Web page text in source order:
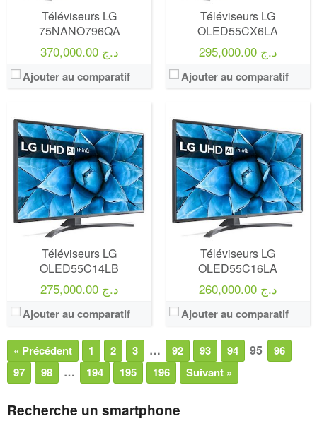
Téléviseurs LG
75NANO796QA
370,000.00 د.ج
Ajouter au comparatif
Téléviseurs LG
OLED55CX6LA
295,000.00 د.ج
Ajouter au comparatif
Téléviseurs LG
OLED55C14LB
275,000.00 د.ج
Ajouter au comparatif
Téléviseurs LG
OLED55C16LA
260,000.00 د.ج
Ajouter au comparatif
« Précédent 1 2 3 … 92 93 94 95
96
97
98 … 194 195 196 Suivant »
Recherche un smartphone